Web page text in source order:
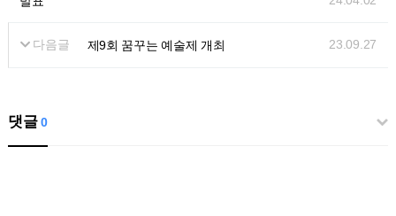
다음글 제9회 꿈꾸는 예술제 개최 23.09.27
댓글0